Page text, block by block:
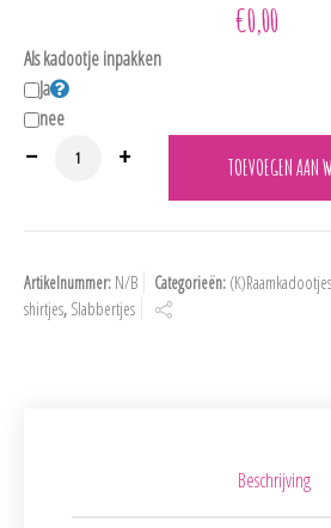
€0,00
Als kadootje inpakken
Ja
nee
BB500 Bedrukt Bandanaslabbertje met
TOEVOEGEN AAN
Artikelnummer: N/B Categorieën: (K)Raamkadootjes
shirtjes, Slabbertjes
Beschrijving